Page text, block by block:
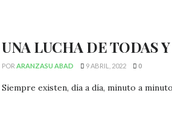
UNA LUCHA DE TODAS
POR ARANZASU ABAD 9 ABRIL, 2022 0
Siempre existen, día a día, minuto a